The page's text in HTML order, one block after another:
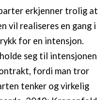
erkjenner trolig at
vil realiseres en gang i
for en intensjon.
seg til intensjonen
fordi man tror
tenker og virkelig